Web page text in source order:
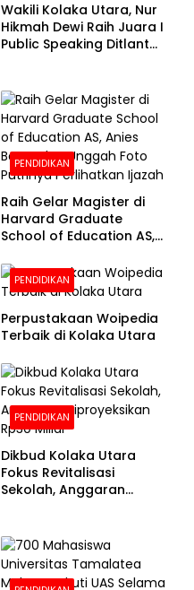
Wakili Kolaka Utara, Nur
Hikmah Dewi Raih Juara I
Public Speaking Ditlantas
Bhayangkara ke-80
PENDIDIKAN
Raih Gelar Magister di
Harvard Graduate
School of Education AS,
Foto Putrinya Perlihatkan
Ijazah
PENDIDIKAN
Perpustakaan Woipedia
Terbaik di Kolaka Utara
PENDIDIKAN
Dikbud Kolaka Utara
Fokus Revitalisasi
Sekolah, Anggaran